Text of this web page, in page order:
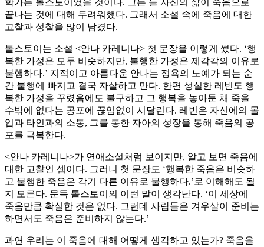
학가는 톨스토이였을 것이다. 그는 늘 자신의 삶이 죽음으로
끝나는 것에 대해 두려워했다. 그래서 소설 속에 죽음에 대한
고찰과 성찰을 많이 남겼다.
톨스토이는 소설 <안나 카레니나> 첫 문장을 이렇게 썼다. ‘행
복한 가정은 모두 비슷하지만, 불행한 가정은 제각각의 이유로
불행하다.’ 지적이고 아름다운 안나는 정욕의 노예가 되는 순
간 불행에 빠지고 결국 자살하고 만다. 한편 성실한 레빈도 행
복한 가정을 꾸렸음에도 불구하고 그 행복을 놓아둔 채 죽을
수밖에 없다는 공포에 끊임없이 시달린다. 레빈은 자신에의 몰
입과 타인과의 소통, 그를 통한 자아의 성장을 통해 죽음의 공
포를 극복한다.
<안나 카레니나>가 연애소설처럼 보이지만, 알고 보면 죽음에
대한 고찰인 셈이다. 그러니 첫 문장도 ‘행복한 죽음은 비슷하
고 불행한 죽음은 각기 다른 이유로 불행하다.’로 이해해도 될
지 모른다. 문득 톨스토이의 이런 말이 생각난다. ‘이 세상에
죽음만큼 확실한 것은 없다. 그런데 사람들은 겨우살이 준비는
하면서도 죽음은 준비하지 않는다.’
과연 우리는 이 죽음에 대해 어떻게 생각하고 있는가? 죽음을